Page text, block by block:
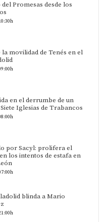
Promesas desde los
movilidad de Tenés en el
en el derrumbe de un
Iglesias de Trabancos
por Sacyl: prolifera el
en los intentos de estafa en
blinda a Mario